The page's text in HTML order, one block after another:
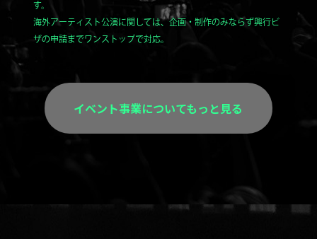
す。
海外アーティスト公演に関しては、企画・制作のみならず興行ビ
ザの申請までワンストップで対応。
イベント事業についてもっと見る